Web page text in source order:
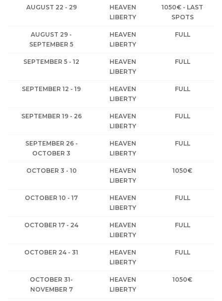
AUGUST 22 - 29
HEAVEN
LIBERTY
1050€ - LAST
SPOTS
AUGUST 29 -
SEPTEMBER 5
HEAVEN
LIBERTY
FULL
SEPTEMBER 5 - 12
HEAVEN
LIBERTY
FULL
SEPTEMBER 12 - 19
HEAVEN
LIBERTY
FULL
SEPTEMBER 19 - 26
HEAVEN
LIBERTY
FULL
SEPTEMBER 26 -
OCTOBER 3
HEAVEN
LIBERTY
FULL
OCTOBER 3 - 10
HEAVEN
LIBERTY
1050€
OCTOBER 10 - 17
HEAVEN
LIBERTY
FULL
OCTOBER 17 - 24
HEAVEN
LIBERTY
FULL
OCTOBER 24 - 31
HEAVEN
LIBERTY
FULL
OCTOBER 31-
NOVEMBER 7
HEAVEN
LIBERTY
1050€